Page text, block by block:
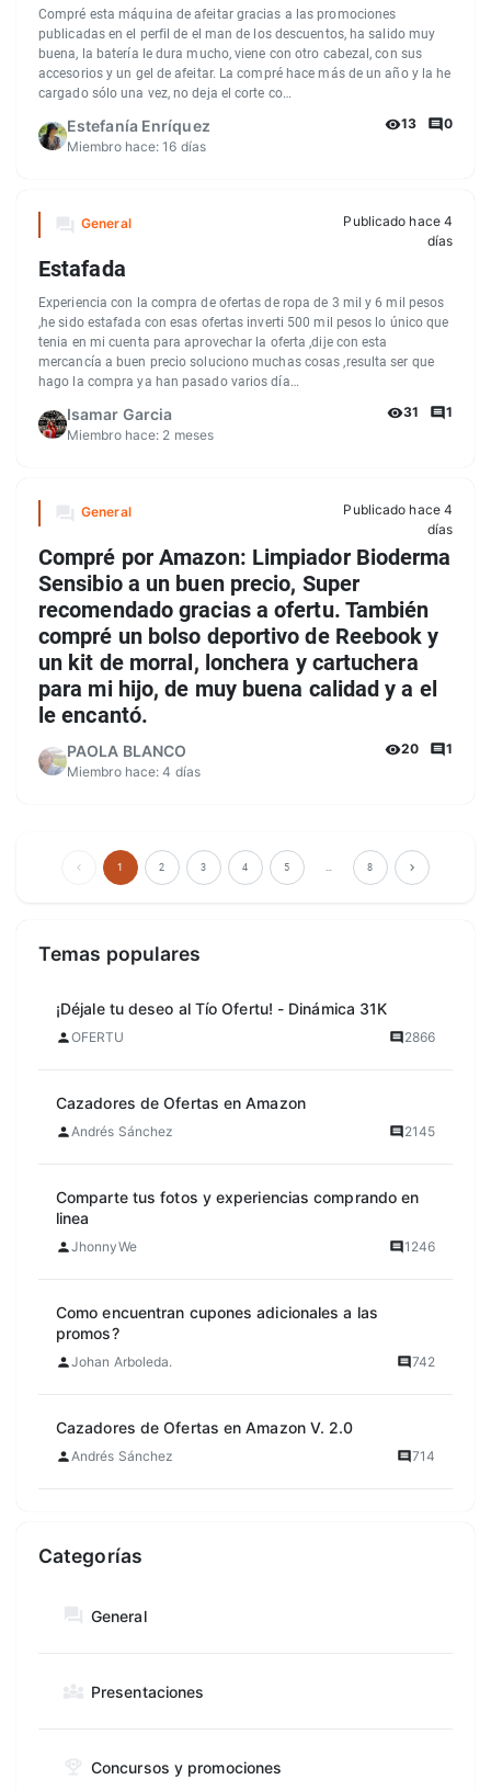
Compré esta máquina de afeitar gracias a las promociones
publicadas en el perfil de el man de los descuentos, ha salido muy
buena, la batería le dura mucho, viene con otro cabezal, con sus
accesorios y un gel de afeitar. La compré hace más de un año y la he
cargado sólo una vez, no deja el corte co…
Estefanía Enríquez
Miembro hace:16 días
13 0
General
Publicado hace 4
días
Estafada
Experiencia con la compra de ofertas de ropa de 3 mil y 6 mil pesos
,he sido estafada con esas ofertas inverti 500 mil pesos lo único que
tenia en mi cuenta para aprovechar la oferta ,dije con esta
mercancía a buen precio soluciono muchas cosas ,resulta ser que
hago la compra ya han pasado varios día…
Isamar Garcia
Miembro hace: 2 meses
31 1
General
Publicado hace 4
días
Compré por Amazon: Limpiador Bioderma
Sensibio a un buen precio, Super
recomendado gracias a ofertu. También
compré un bolso deportivo de Reebook y
un kit de morral, lonchera y cartuchera
para mi hijo, de muy buena calidad y a el
le encantó.
PAOLA BLANCO
Miembro hace:4 días
20 1
1 2 3 4 5 … 8
Temas populares
¡Déjale tu deseo al Tío Ofertu! - Dinámica 31K
OFERTU 2866
Cazadores de Ofertas en Amazon
Andrés Sánchez 2145
Comparte tus fotos y experiencias comprando en
linea
JhonnyWe 1246
Como encuentran cupones adicionales a las
promos?
Johan Arboleda. 742
Cazadores de Ofertas en Amazon V. 2.0
Andrés Sánchez 714
Categorías
General
Presentaciones
Concursos y promociones